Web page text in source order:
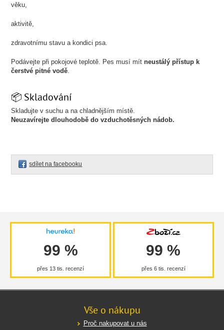
věku,
aktivitě,
zdravotnímu stavu a kondici psa.
Podávejte při pokojové teplotě. Pes musí mítneustálý přístup k
čerstvé pitné vodě.
📦 Skladování
Skladujte v suchu a na chladnějším místě.
Neuzavírejte dlouhodobě do vzduchotěsných nádob.
sdílet na facebooku
99 %
přes 13 tis. recenzí
99 %
přes 6 tis. recenzí
Vše o nákupu
Proč nakupovat u nás